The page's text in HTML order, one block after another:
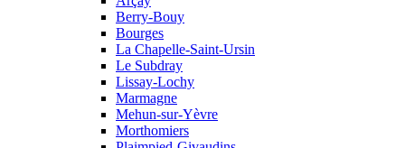
Berry-Bouy
Bourges
La Chapelle-Saint-Ursin
Le Subdray
Lissay-Lochy
Marmagne
Mehun-sur-Yèvre
Morthomiers